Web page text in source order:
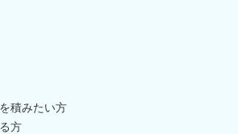
積みたい方
方